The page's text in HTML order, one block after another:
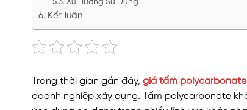
Kết luận
Trong thời gian gần đây, giá tấm
doanh nghiệp xây dựng. Tấm polycarbonate